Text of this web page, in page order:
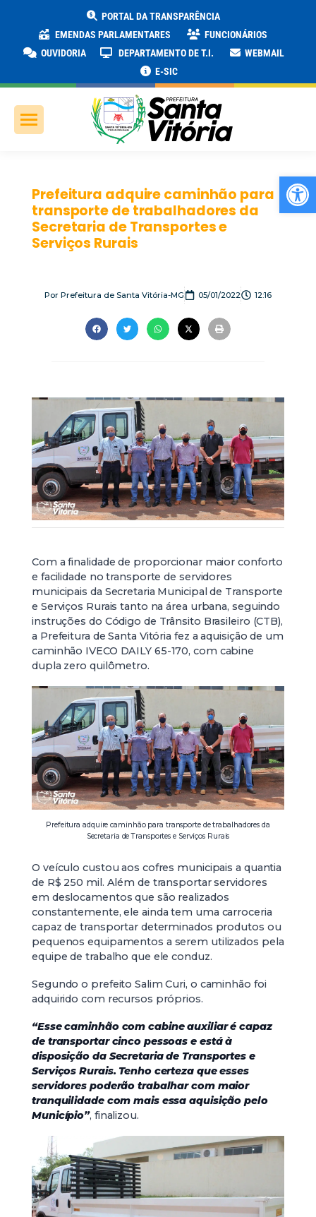
PORTAL DA TRANSPARÊNCIA
EMENDAS PARLAMENTARES
FUNCIONÁRIOS
OUVIDORIA
DEPARTAMENTO DE T.I.
WEBMAIL
E-SIC
Prefeitura adquire caminhão para
transporte de trabalhadores da
Secretaria de Transportes e
Serviços Rurais
Por Prefeitura de Santa Vitória-MG 05/01/2022 12:16
Com a finalidade de proporcionar maior conforto
e facilidade no transporte de servidores
municipais da Secretaria Municipal de Transporte
e Serviços Rurais tanto na área urbana, seguindo
instruções do Código de Trânsito Brasileiro (CTB),
a Prefeitura de Santa Vitória fez a aquisição de um
caminhão IVECO DAILY 65-170, com cabine
dupla zero quilômetro.
Prefeitura adquire caminhão para transporte de trabalhadores da
Secretaria de Transportes e Serviços Rurais
O veículo custou aos cofres municipais a quantia
de R$ 250 mil. Além de transportar servidores
em deslocamentos que são realizados
constantemente, ele ainda tem uma carroceria
capaz de transportar determinados produtos ou
pequenos equipamentos a serem utilizados pela
equipe de trabalho que ele conduz.
Segundo o prefeito Salim Curi, o caminhão foi
adquirido com recursos próprios.
“Esse caminhão com cabine auxiliar é capaz
de transportar cinco pessoas e está à
disposição da Secretaria de Transportes e
Serviços Rurais. Tenho certeza que esses
servidores poderão trabalhar com maior
tranquilidade com mais essa aquisição pelo
Município”, finalizou.